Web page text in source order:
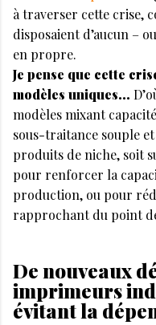
à traverser cette crise,
disposaient d’aucun –
en propre.
Je pense que cette
modèles uniques…
modèles mixant
sous-traitance souple
produits de niche, soit
pour renforcer la
production, ou pour
rapprochant du point
De nouveaux
imprimeurs
évitant la